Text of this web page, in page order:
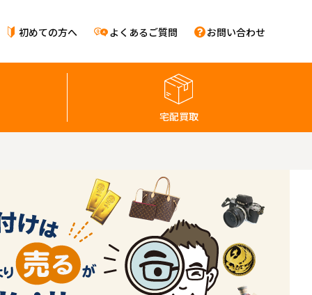
初めての方へ よくあるご質問 お問い合わせ
宅配買取